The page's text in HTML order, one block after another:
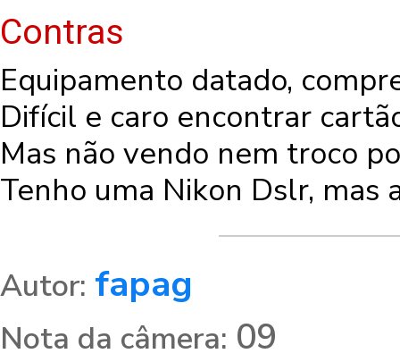
Contras
Equipamento datado,
Difícil e caro encontrar
Mas não vendo nem troco
Tenho uma Nikon Dslr, mas
Autor: fapag
Nota da câmera: 09